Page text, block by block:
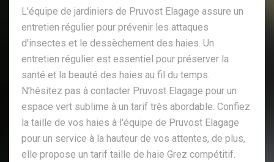
L'équipe de jardiniers de Pruvost Elagage assure un
entretien régulier pour prévenir les attaques
d'insectes et le dessèchement des haies. Un
entretien régulier est essentiel pour préserver la
santé et la beauté des haies au fil du temps.
N’hésitez pas à contacter Pruvost Elagage pour un
espace vert sublime à un tarif très abordable. Confiez
la taille de vos haies à l'équipe de Pruvost Elagage
pour un service à la hauteur de vos attentes, de plus,
elle propose un tarif taille de haie Grez compétitif.